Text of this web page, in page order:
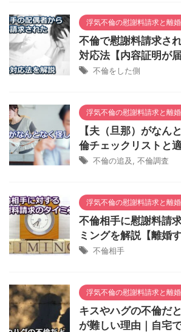
浮気不倫の慰謝料請求と離
不倫で慰謝料請求さ
対応法【内容証明が届
不倫をした側
浮気不倫の慰謝料請求と離
【夫（旦那）がなん
倫チェックリストと
不倫の追及 不倫調査
浮気不倫の慰謝料請求と離
不倫相手に慰謝料請
ミングを解説【離婚
不倫相手
浮気不倫の慰謝料請求と離
キスやハグの不倫だ
が難しい理由｜自宅